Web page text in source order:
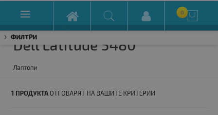
 0 
ФИЛТРИ
Dell Latitude 5480
Лаптопи
1 ПРОДУКТАОТГОВАРЯТ НА ВАШИТЕ КРИТЕРИИ